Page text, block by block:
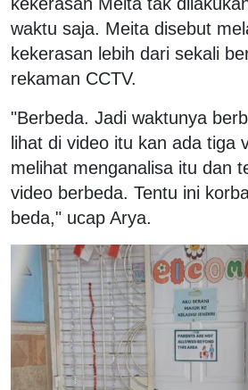
waktu saja. Meita disebut
kekerasan lebih dari sekali
rekaman CCTV.
"Berbeda. Jadi waktunya
lihat di video itu kan ada tiga
melihat menganalisa itu dan
video berbeda. Tentu ini
beda," ucap Arya.